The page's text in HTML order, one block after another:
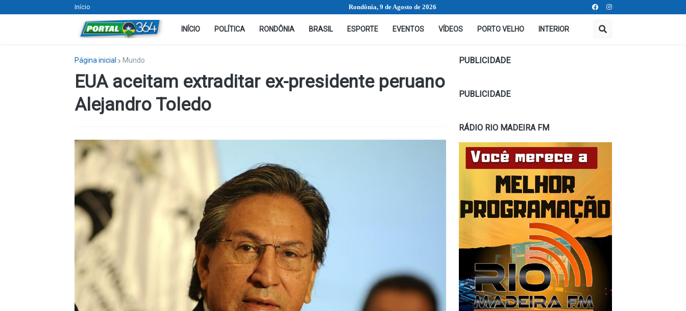
Início Rondônia, 9 de Agosto de 2026
INÍCIO POLÍTICA RONDÔNIA BRASIL ESPORTE EVENTOS VÍDEOS PORTO VELHO INTERIOR
Página inicial Mundo
EUA aceitam extraditar ex-presidente peruano
Alejandro Toledo
PUBLICIDADE
PUBLICIDADE
RÁDIO RIO MADEIRA FM